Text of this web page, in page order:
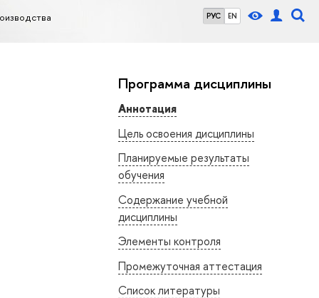
РУС EN
Программа дисциплины
Аннотация
Цель освоения дисциплины
Планируемые результаты
обучения
Содержание учебной
дисциплины
Элементы контроля
Промежуточная аттестация
Список литературы